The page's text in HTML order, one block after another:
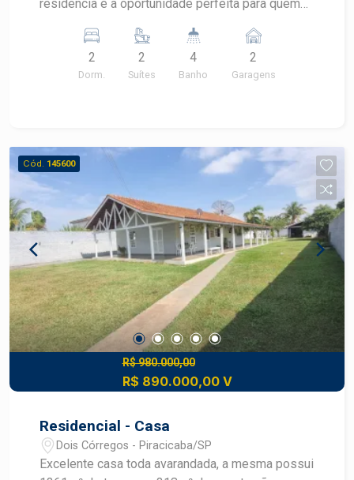
residência é a oportunidade perfeita para quem
acolhedor. Com 262,50 m² de terreno, que
proporciona um quintal generoso, perfeito para
momentos de lazer em família ou até mesmo
móveis e personalização de acordo com seu
estilo. - 2 Dormitórios bem iluminados, ideais
para proporcionar aconchego e tranquilidade. - 2
vagas de garagem,, garantindo segurança e
comodidade para seus veículos. Situada no bairro
Piracicamirim, a casa está em uma região
tranquila e familiar, com fácil acesso a escolas,
supermercados, e opções de lazer. A
infraestrutura do bairro oferece tudo o que você
precisa para o seu dia a dia, garantindo
praticidade e conforto. Não perca essa
oportunidade! Agende uma visita.
2
Dorm.
2
Suítes
4
Banho
2
Garagens
Cód. 145600
R$ 980.000,00
R$ 890.000,00 V
Residencial - Casa
Dois Córregos - Piracicaba/SP
Excelente casa toda avarandada, a mesma possui